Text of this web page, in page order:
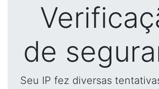
de
Seu IP fez diversas